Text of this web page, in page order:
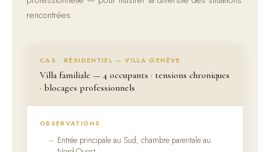
rencontrées.
CAS · RÉSIDENTIEL — VILLA GENÈVE
Villa familiale — 4 occupants · tensions chroniques
· blocages professionnels
OBSERVATIONS
Entrée principale au Sud, chambre parentale au